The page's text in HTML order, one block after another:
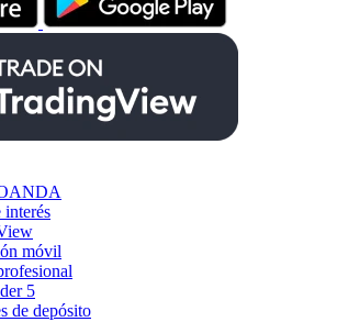
interés
móvil
5
de depósito